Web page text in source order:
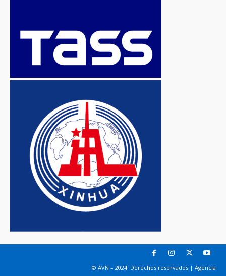
© AVN – 2024. Derechos reservados | Agencia